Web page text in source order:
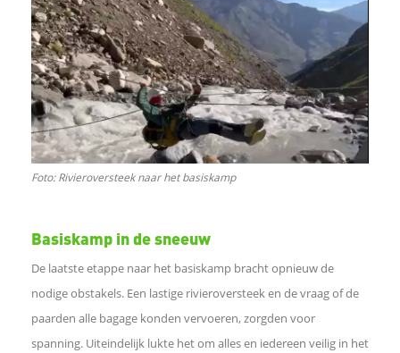
n
o
p
L
n
Foto: Rivieroversteek naar het basiskamp
Basiskamp in de sneeuw
De laatste etappe naar het basiskamp bracht opnieuw de
nodige obstakels. Een lastige rivieroversteek en de vraag of de
paarden alle bagage konden vervoeren, zorgden voor
spanning. Uiteindelijk lukte het om alles en iedereen veilig in het